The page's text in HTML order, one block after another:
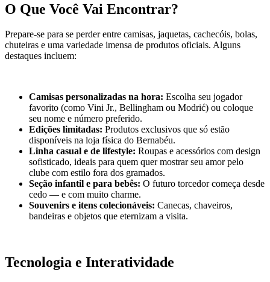
O Que Você Vai Encontrar?
Prepare-se para se perder entre camisas, jaquetas, cachecóis, bolas,
chuteiras e uma variedade imensa de produtos oficiais. Alguns
destaques incluem:
Camisas personalizadas na hora: Escolha seu jogador
favorito (como Vini Jr., Bellingham ou Modrić) ou coloque
seu nome e número preferido.
Edições limitadas: Produtos exclusivos que só estão
disponíveis na loja física do Bernabéu.
Linha casual e de lifestyle: Roupas e acessórios com design
sofisticado, ideais para quem quer mostrar seu amor pelo
clube com estilo fora dos gramados.
Seção infantil e para bebês: O futuro torcedor começa desde
cedo — e com muito charme.
Souvenirs e itens colecionáveis: Canecas, chaveiros,
bandeiras e objetos que eternizam a visita.
Tecnologia e Interatividade